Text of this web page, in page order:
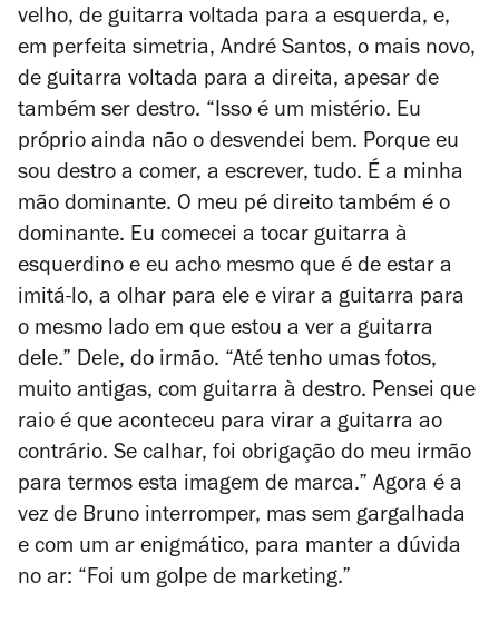
velho, de guitarra voltada para a esquerda, e,
em perfeita simetria, André Santos, o mais novo,
de guitarra voltada para a direita, apesar de
também ser destro. “Isso é um mistério. Eu
próprio ainda não o desvendei bem. Porque eu
sou destro a comer, a escrever, tudo. É a minha
mão dominante. O meu pé direito também é o
dominante. Eu comecei a tocar guitarra à
esquerdino e eu acho mesmo que é de estar a
imitá-lo, a olhar para ele e virar a guitarra para
o mesmo lado em que estou a ver a guitarra
dele.” Dele, do irmão. “Até tenho umas fotos,
muito antigas, com guitarra à destro. Pensei que
raio é que aconteceu para virar a guitarra ao
contrário. Se calhar, foi obrigação do meu irmão
para termos esta imagem de marca.” Agora é a
vez de Bruno interromper, mas sem gargalhada
e com um ar enigmático, para manter a dúvida
no ar: “Foi um golpe de marketing.”